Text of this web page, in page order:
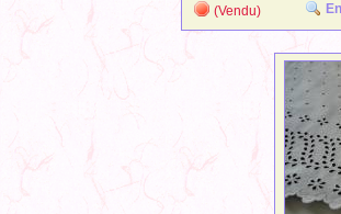
(Vendu)